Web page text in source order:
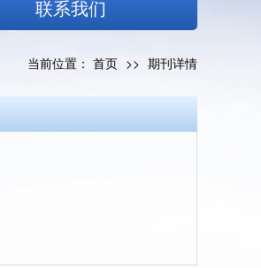
联系我们
当前位置： 首页 >> 期刊详情